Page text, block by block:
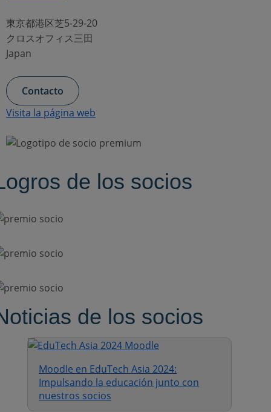
東京都港区芝5-29-20
クロスオフィス三田
Japan
Contacto
Visita la página web
de los socios
de los socios
Moodle en EduTech Asia 2024:
Impulsando la educación junto con
nuestros socios